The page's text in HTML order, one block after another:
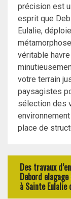
précision est
esprit que
Eulalie,
véritable
votre terrain
paysagistes
sélection des
place de
Des travaux
Debord
à Sainte